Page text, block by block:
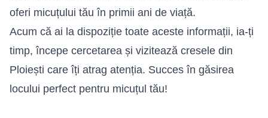
oferi micuțului tău în primii ani de viață.
Acum că ai la dispoziție toate aceste informații, ia-ți
timp, începe cercetarea și vizitează cresele din
Ploiești care îți atrag atenția. Succes în găsirea
locului perfect pentru micuțul tău!